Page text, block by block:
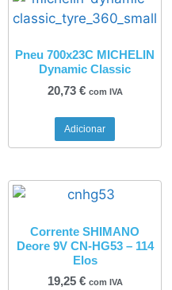
Pneu 700x23C MICHELIN
Dynamic Classic
20,73 € com IVA
Adicionar
Corrente SHIMANO
Deore 9V CN-HG53 – 114
Elos
19,25 € com IVA